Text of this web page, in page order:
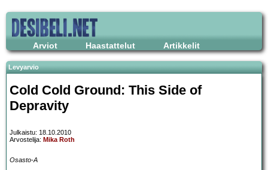
Arviot Haastattelut Artikkelit
Levyarvio
Cold Cold Ground: This Side of
Depravity
Julkaistu: 18.10.2010
Arvostelija: Mika Roth
Osasto-A